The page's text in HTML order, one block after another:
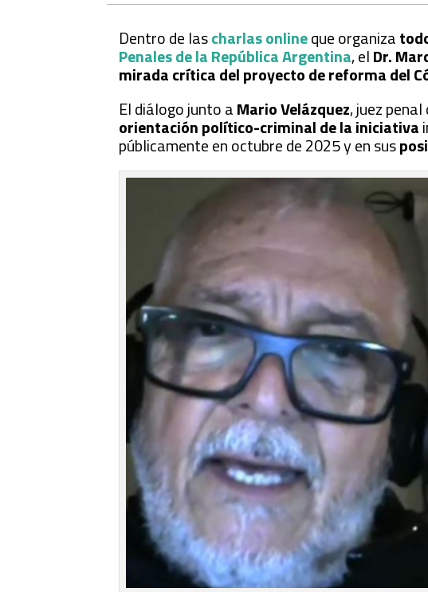
Dentro de lascharlas onlineque organiza
Penales de la República Argentina, elDr.
mirada crítica del proyecto de reforma del
El diálogo junto aMario Velázquez, juez
orientación político-criminal de la iniciativa
públicamente en octubre de 2025 y en sus